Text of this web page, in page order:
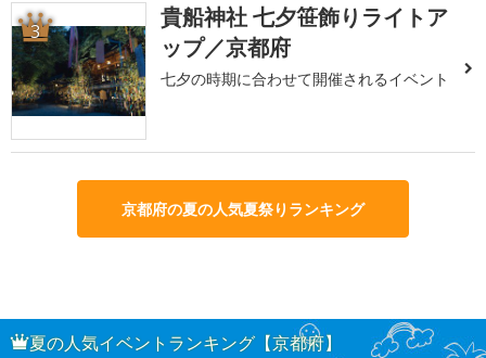
3
貴船神社 七夕笹飾りライトア
ップ／京都府
七夕の時期に合わせて開催されるイベント
京都府の夏の人気夏祭りランキング
夏の人気イベントランキング【京都府】